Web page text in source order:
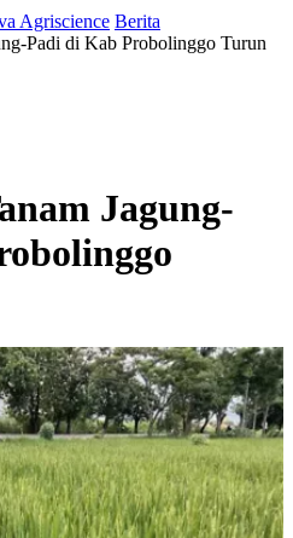
Agriscience Berita
Padi di Kab Probolinggo Turun
Jagung-